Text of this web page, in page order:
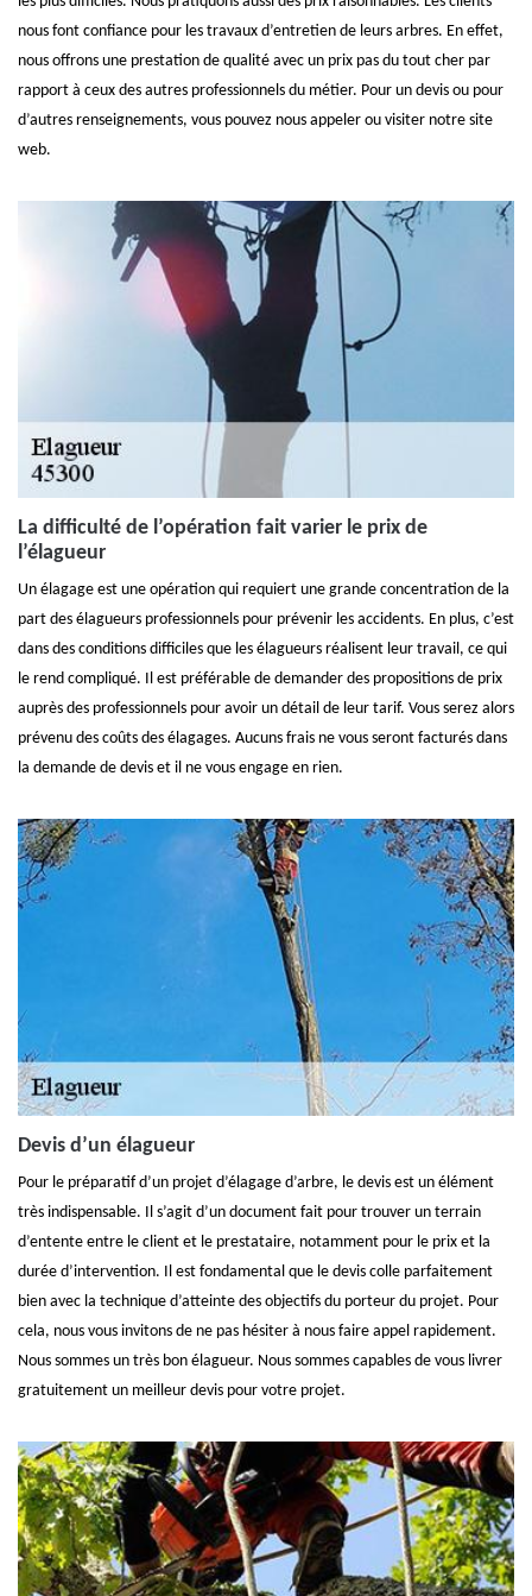
nous font confiance pour les travaux d’entretien de leurs arbres. En effet,
nous offrons une prestation de qualité avec un prix pas du tout cher par
rapport à ceux des autres professionnels du métier. Pour un devis ou pour
d’autres renseignements, vous pouvez nous appeler ou visiter notre site
web.
La difficulté de l’opération fait varier le prix de
l’élagueur
Un élagage est une opération qui requiert une grande concentration de la
part des élagueurs professionnels pour prévenir les accidents. En plus, c’est
dans des conditions difficiles que les élagueurs réalisent leur travail, ce qui
le rend compliqué. Il est préférable de demander des propositions de prix
auprès des professionnels pour avoir un détail de leur tarif. Vous serez alors
prévenu des coûts des élagages. Aucuns frais ne vous seront facturés dans
la demande de devis et il ne vous engage en rien.
Devis d’un élagueur
Pour le préparatif d’un projet d’élagage d’arbre, le devis est un élément
très indispensable. Il s’agit d’un document fait pour trouver un terrain
d’entente entre le client et le prestataire, notamment pour le prix et la
durée d’intervention. Il est fondamental que le devis colle parfaitement
bien avec la technique d’atteinte des objectifs du porteur du projet. Pour
cela, nous vous invitons de ne pas hésiter à nous faire appel rapidement.
Nous sommes un très bon élagueur. Nous sommes capables de vous livrer
gratuitement un meilleur devis pour votre projet.